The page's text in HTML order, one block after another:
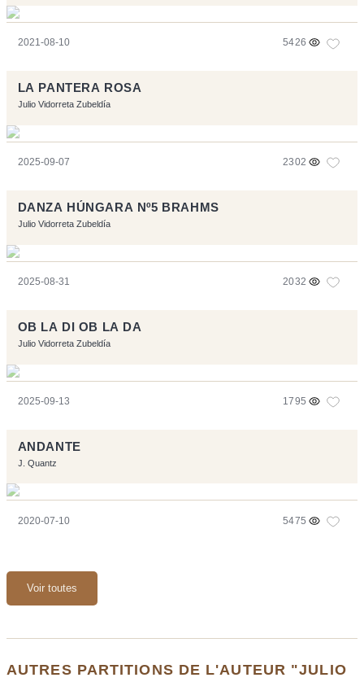
2021-08-10 5426
LA PANTERA ROSA
Julio Vidorreta Zubeldía
2025-09-07 2302
DANZA HÚNGARA Nº5 BRAHMS
Julio Vidorreta Zubeldía
2025-08-31 2032
OB LA DI OB LA DA
Julio Vidorreta Zubeldía
2025-09-13 1795
ANDANTE
J. Quantz
2020-07-10 5475
Voir toutes
AUTRES PARTITIONS DE L'AUTEUR "JULIO